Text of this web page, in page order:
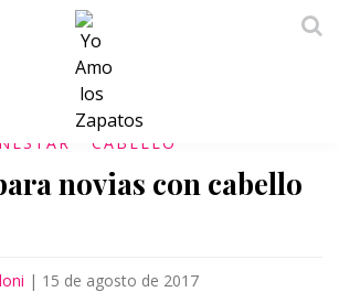
CABELLO
novias con cabello
| 15 de agosto de 2017